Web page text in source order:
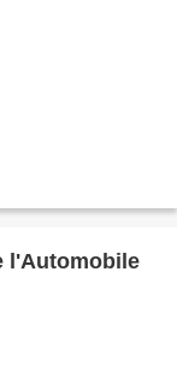
l'Automobile